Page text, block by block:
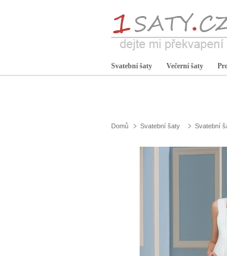
Svatební šaty Večerní šaty
Domů Svatební šaty Svatební